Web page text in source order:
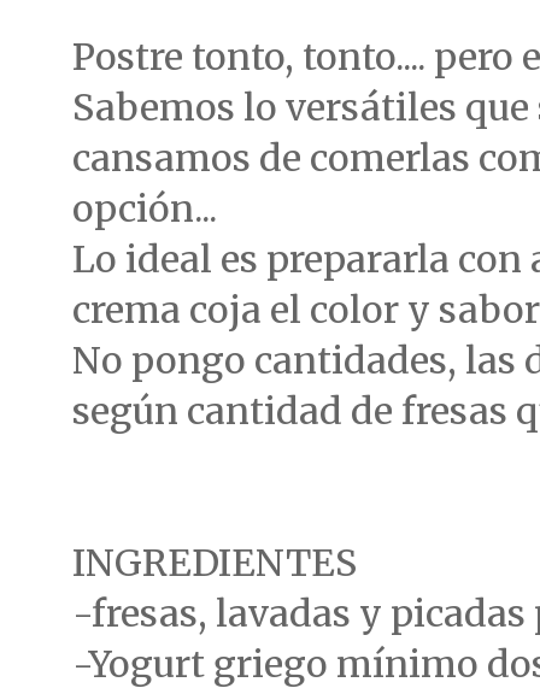
Postre tonto, tonto.... pero
Sabemos lo versátiles
cansamos de comerlas
opción...
Lo ideal es prepararla
crema coja el color y
No pongo cantidades, las
según cantidad de fresas
INGREDIENTES
-fresas, lavadas y
-Yogurt griego mínimo